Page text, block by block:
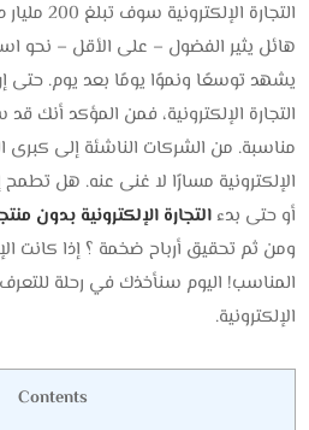
هائل يثير الفضول – على الأقل – نحو
يشهد توسعًا ونموًا يومًا بعد يوم. حتى
التجارة الإلكترونية، فمن المؤكد
مناسبة. من الشركات الناشئة إلى كبرى
الإلكترونية مسارًا لا غنى عنه. هل تطمح
أو حتى بدءالتجارة الإلكترونية بدون
ومن ثم تحقيق أرباح ضخمة ؟ إذا كانت
المناسب! اليوم سنأخذك في رحلة
الإلكترونية.
Contents